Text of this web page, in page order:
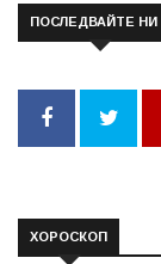
ПОСЛЕДВАЙТЕ НИ
ХОРОСКОП